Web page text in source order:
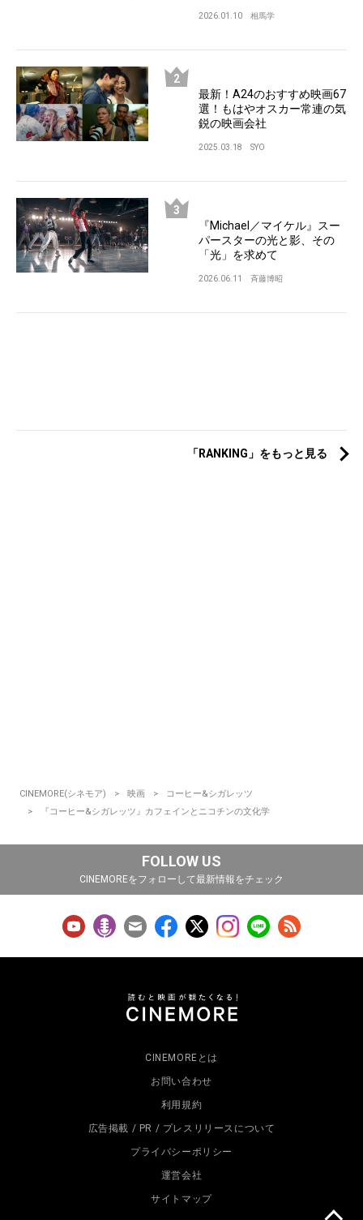
2026.01.10 相馬学
最新！A24のおすすめ映画67
選！もはやオスカー常連の気
鋭の映画会社
2025.03.18 SYO
『Michael／マイケル』スー
パースターの光と影、その
「光」を求めて
2026.06.11 斉藤博昭
「RANKING」をもっと見る
CINEMORE(シネモア) 映画
コーヒー&シガレッツ
『コーヒー&シガレッツ』カフェインとニコチンの文化学
FOLLOW US
CINEMOREをフォローして最新情報をチェック
CINEMOREとは
お問い合わせ
利用規約
広告掲載 / PR / プレスリリースについて
プライバシーポリシー
運営会社
サイトマップ